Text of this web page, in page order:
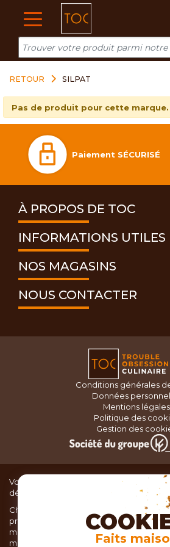
RETOUR SILPAT
Pas de produit pour cette marque.
Paiement SÉCURISÉ
À PROPOS DE TOC
INFORMATIONS UTILES
NOS MAGASINS
NOUS CONTACTER
Conditions générales
Données
Mentions légales
Politique des
Gestion des
Vous recherchez du matériel de
délicieux plats ou des pâtisseries dignes
Chez TOC, boutique d’ustensiles de
proposons une large sélection de
marques de matériel de cuisine:
matériel de cuisson, service de table,
Cookies management panel
Faits